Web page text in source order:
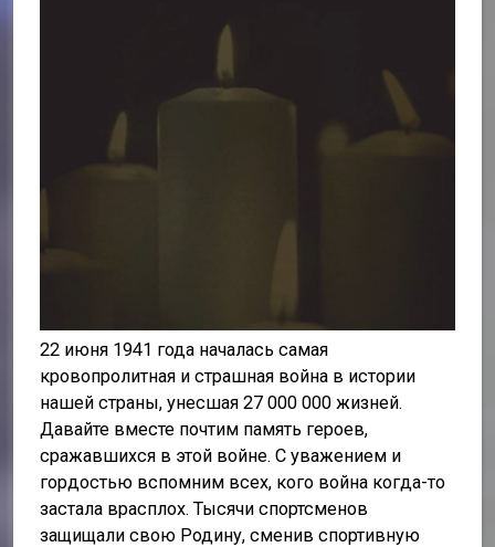
22 июня 1941 года началась самая
кровопролитная и страшная война в истории
нашей страны, унесшая 27 000 000 жизней.
Давайте вместе почтим память героев,
сражавшихся в этой войне. С уважением и
гордостью вспомним всех, кого война когда-то
застала врасплох. Тысячи спортсменов
защищали свою Родину, сменив спортивную